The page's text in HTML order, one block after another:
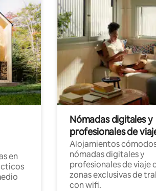
en
Nómadas digitales y
profesionales de
Alojamientos
nómadas digitales y
profesionales de viaje
zonas exclusivas de
con wifi.